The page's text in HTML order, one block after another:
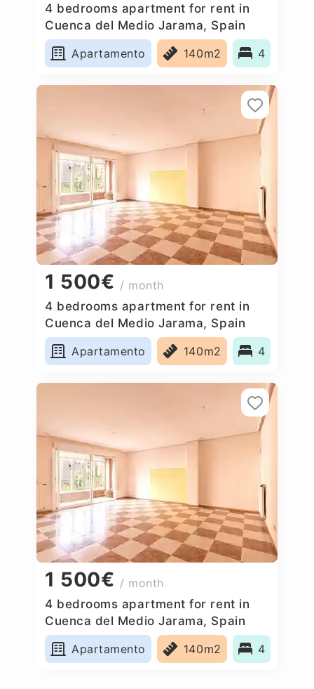
4 bedrooms apartment for rent in
Cuenca del Medio Jarama, Spain
Apartamento
140m2 4
1 500€ / month
4 bedrooms apartment for rent in
Cuenca del Medio Jarama, Spain
Apartamento
140m2 4
1 500€ / month
4 bedrooms apartment for rent in
Cuenca del Medio Jarama, Spain
Apartamento
140m2 4